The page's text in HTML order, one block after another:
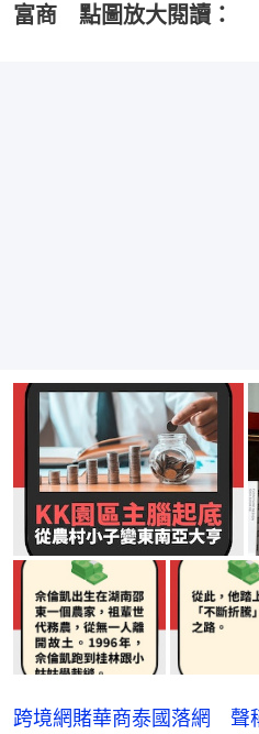
富商 點圖放大閱讀：
跨境網賭華商泰國落網 聲